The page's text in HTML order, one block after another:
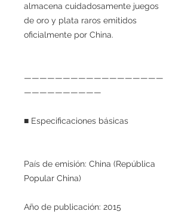
almacena cuidadosamente juegos
de oro y plata raros emitidos
oficialmente por China.
——————————————————
——————————
■ Especificaciones básicas
País de emisión: China (República
Popular China)
Año de publicación: 2015